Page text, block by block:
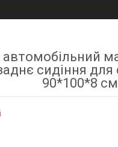
сидіння
90*100*8 см